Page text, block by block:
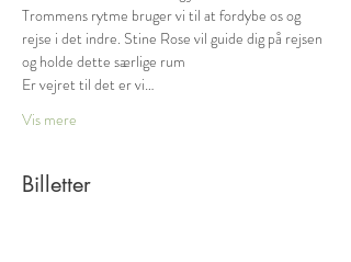
Trommens rytme bruger vi til at fordybe os og
rejse i det indre. Stine Rose vil guide dig på rejsen
og holde dette særlige rum
Er vejret til det er vi…
Vis mere
Billetter